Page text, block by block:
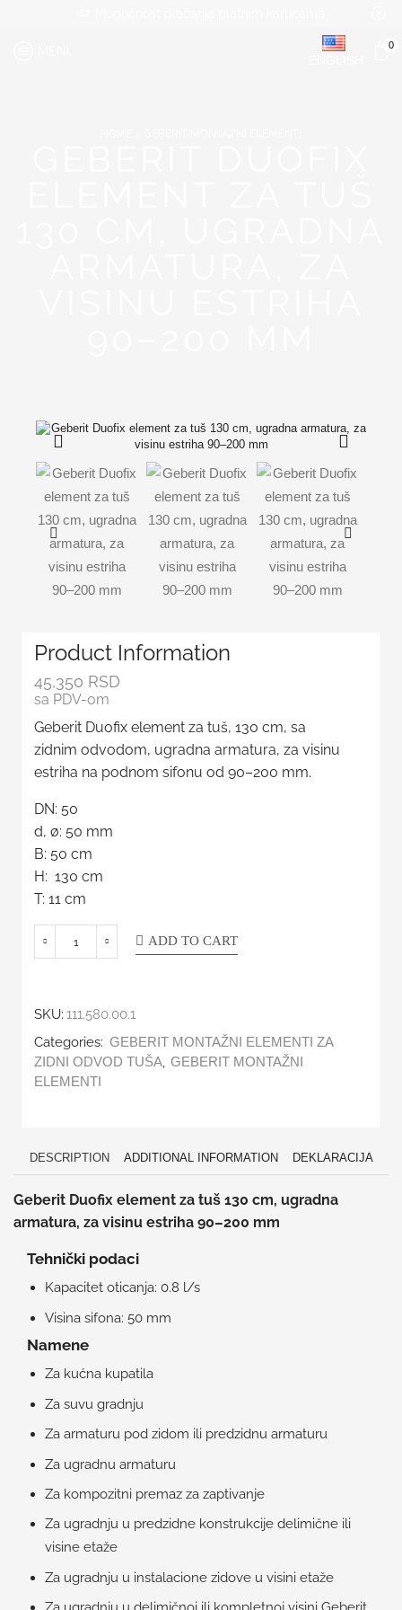
0
Product Information
45,350 RSD
sa PDV-om
Geberit Duofix element za tuš, 130 cm, sa
zidnim odvodom, ugradna armatura, za visinu
estriha na podnom sifonu od 90–200 mm.
DN: 50
d, ø: 50 mm
B: 50 cm
H: 130 cm
T: 11 cm
ADD TO CART
SKU: 111.580.00.1
Categories: GEBERIT MONTAŽNI ELEMENTI ZA
ZIDNI ODVOD TUŠA GEBERIT MONTAŽNI
ELEMENTI
DESCRIPTION ADDITIONAL INFORMATION DEKLARACIJA
Geberit Duofix element za tuš 130 cm, ugradna
armatura, za visinu estriha 90–200 mm
Tehnički podaci
Kapacitet oticanja: 0.8 l/s
Visina sifona: 50 mm
Namene
Za kućna kupatila
Za suvu gradnju
Za armaturu pod zidom ili predzidnu armaturu
Za ugradnu armaturu
Za kompozitni premaz za zaptivanje
Za ugradnju u predzidne konstrukcije delimične ili
visine etaže
Za ugradnju u instalacione zidove u visini etaže